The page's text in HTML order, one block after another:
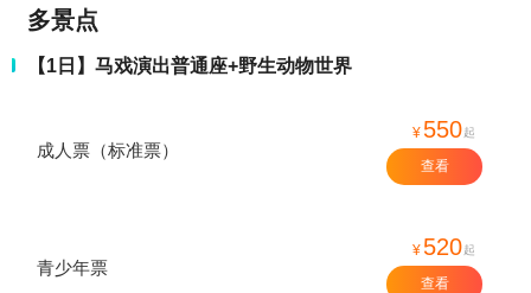
多景点
【1日】马戏演出普通座+野生动物世界
成人票（标准票）
¥ 550起
查看
青少年票
¥ 520起
查看